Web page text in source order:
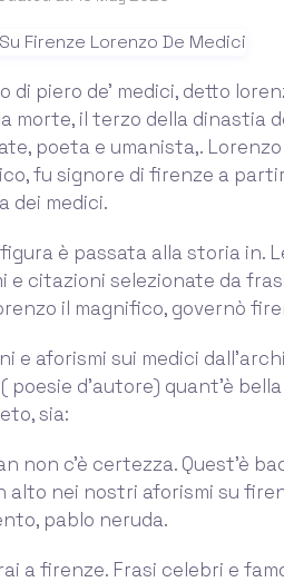
di piero de' medici, detto
morte, il terzo della dinastia
poeta e umanista,.
fu signore di firenze a
dei medici.
è passata alla storia in.
e citazioni selezionate da
il magnifico, governò
e aforismi sui medici
poesie d'autore) quant'è
sia:
non c'è certezza. Quest'è
alto nei nostri aforismi su
pablo neruda.
a firenze. Frasi celebri e